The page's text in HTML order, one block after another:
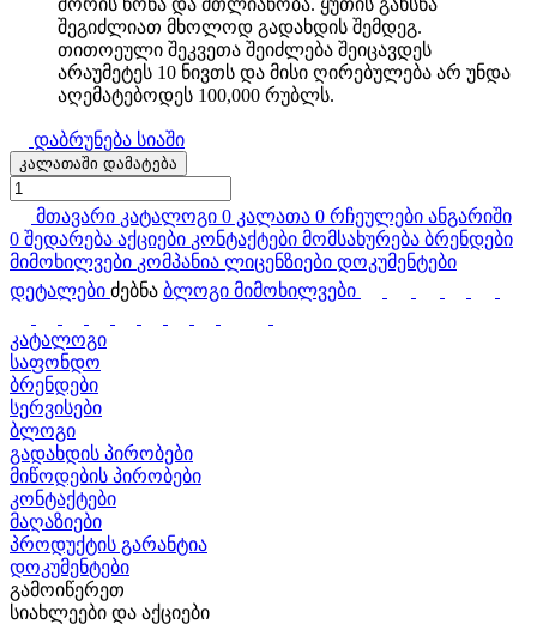
შეგიძლიათ მხოლოდ გადახდის შემდეგ.
თითოეული შეკვეთა შეიძლება შეიცავდეს
არაუმეტეს 10 ნივთს და მისი ღირებულება არ უნდა
აღემატებოდეს 100,000 რუბლს.
დაბრუნება სიაში
კალათაში დამატება
მთავარი კატალოგი 0 კალათა 0 რჩეულები ანგარიში
0 შედარება აქციები კონტაქტები მომსახურება ბრენდები
მიმოხილვები კომპანია ლიცენზიები დოკუმენტები
დეტალები ძებნა ბლოგი მიმოხილვები
კატალოგი
საფონდო
ბრენდები
სერვისები
ბლოგი
გადახდის პირობები
მიწოდების პირობები
კონტაქტები
მაღაზიები
პროდუქტის გარანტია
დოკუმენტები
გამოიწერეთ
სიახლეები და აქციები